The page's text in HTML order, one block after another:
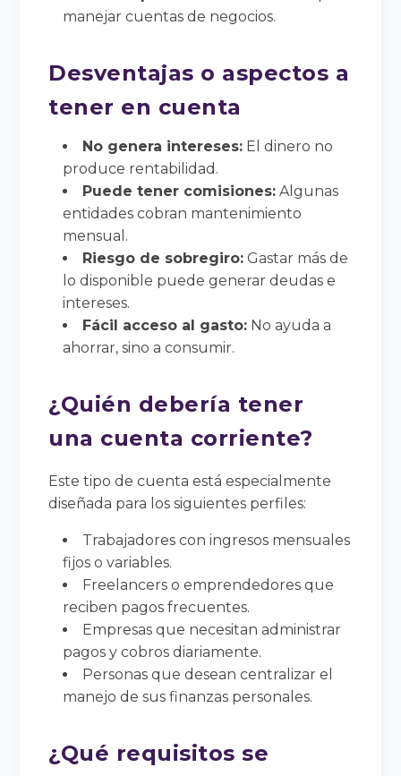
manejar cuentas de negocios.
Desventajas o aspectos a
tener en cuenta
No genera intereses: El dinero no
produce rentabilidad.
Puede tener comisiones: Algunas
entidades cobran mantenimiento
mensual.
Riesgo de sobregiro: Gastar más de
lo disponible puede generar deudas e
intereses.
Fácil acceso al gasto: No ayuda a
ahorrar, sino a consumir.
¿Quién debería tener
una cuenta corriente?
Este tipo de cuenta está especialmente
diseñada para los siguientes perfiles:
Trabajadores con ingresos mensuales
fijos o variables.
Freelancers o emprendedores que
reciben pagos frecuentes.
Empresas que necesitan administrar
pagos y cobros diariamente.
Personas que desean centralizar el
manejo de sus finanzas personales.
¿Qué requisitos se